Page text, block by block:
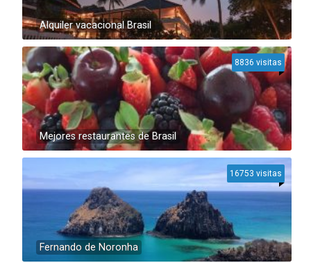
Alquiler vacacional Brasil
Mejores restaurantes de Brasil
8836 visitas
Fernando de Noronha
16753 visitas